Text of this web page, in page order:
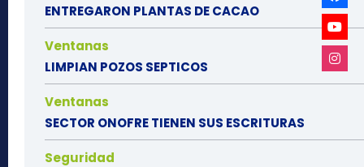
ENTREGARON PLANTAS DE CACAO
Ventanas
LIMPIAN POZOS SEPTICOS
Ventanas
SECTOR ONOFRE TIENEN SUS ESCRITURAS
Seguridad